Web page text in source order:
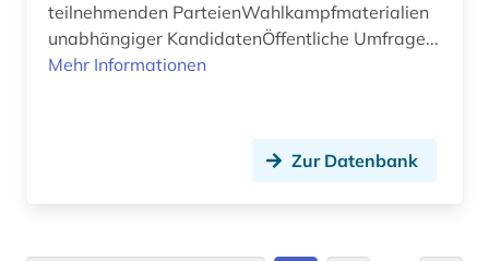
statistik (2)
städtebau (1)
teilnehmenden ParteienWahlkampfmaterialien
unabhängiger KandidatenÖffentliche Umfrage...
Mehr Informationen
Zur Datenbank